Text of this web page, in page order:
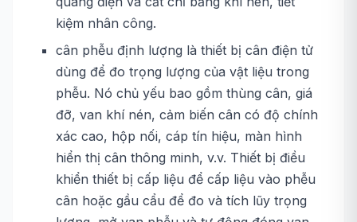
kiệm nhân công.
cân phễu định lượng là thiết bị cân điện tử
dùng để đo trọng lượng của vật liệu trong
phễu. Nó chủ yếu bao gồm thùng cân, giá
đỡ, van khí nén, cảm biến cân có độ chính
xác cao, hộp nối, cáp tín hiệu, màn hình
hiển thị cân thông minh, v.v. Thiết bị điều
khiển thiết bị cấp liệu để cấp liệu vào phễu
cân hoặc gầu cẩu để đo và tích lũy trọng